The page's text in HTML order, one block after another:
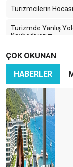
Turizmcilerin
Turizmde Yanlış
Kaybediyoruz
Türkiye Turizminde
Karadeniz’in
Hangi Bedelle?
İran-İsrail Savaşı
Azerbaycan Turizme
Türkiye’nin En
Turizmcinin
ÇOK OKUNAN
HABERLER